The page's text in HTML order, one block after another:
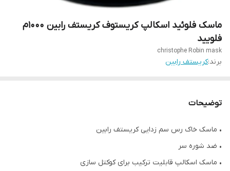
ماسک فلوئید اسکالپ کریستوف کریستف رابین ۱۰۰۰م
فلویید
christophe Robin mask
برند:کریستف رابین
توضیحات
• ماسک خاک رس سم زدایی کريستف رابین
• ضد شوره سر
• ماسک اسکالپ قابلیت ترکیب برای کوکتل سازی